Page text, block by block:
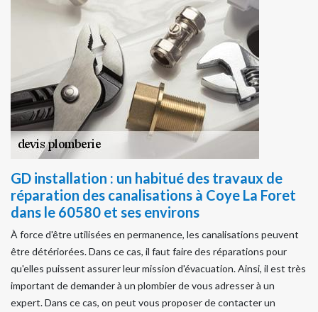
GD installation : un habitué des travaux de
réparation des canalisations à Coye La Foret
dans le 60580 et ses environs
À force d'être utilisées en permanence, les canalisations peuvent
être détériorées. Dans ce cas, il faut faire des réparations pour
qu'elles puissent assurer leur mission d'évacuation. Ainsi, il est très
important de demander à un plombier de vous adresser à un
expert. Dans ce cas, on peut vous proposer de contacter un